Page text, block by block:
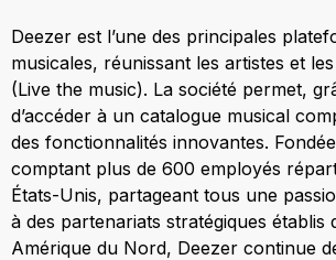
Deezer est l’une des principales
musicales, réunissant les artistes et
(Live the music). La société permet,
d’accéder à un catalogue musical
des fonctionnalités innovantes.
comptant plus de 600 employés
États-Unis, partageant tous une
à des partenariats stratégiques
Amérique du Nord, Deezer continue